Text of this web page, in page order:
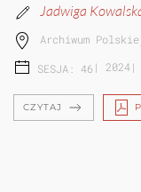
Jadwiga
Archiwum
SESJA: 46 | 2024|
CZYTAJ